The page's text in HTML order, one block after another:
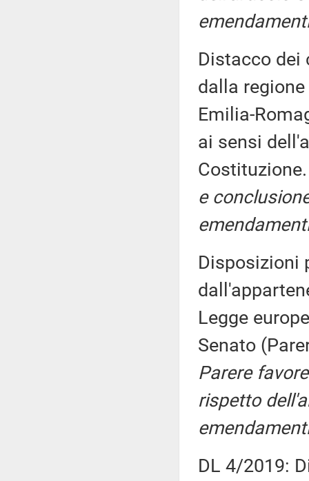
Distacco dei
dalla
Emilia-
ai sensi
e
Disposizioni
Legge
Senato
Parere
rispetto
DL 4/2019: